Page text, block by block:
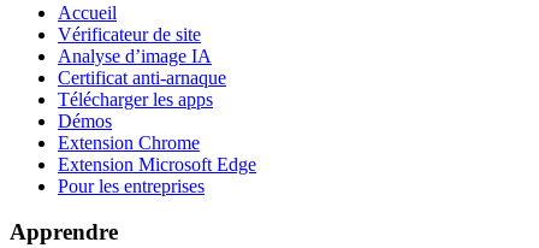
Accueil
Vérificateur de site
Analyse d’image IA
Certificat anti-arnaque
Télécharger les apps
Démos
Extension Chrome
Extension Microsoft Edge
Pour les entreprises
Apprendre